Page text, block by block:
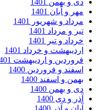
و بهمن 1401
و آبان 1401
و شهریور 1401
و مرداد 1401
و تیر 1401
و خرداد 1401
و اردیبهشت 1401
و فروردین 1400
و اسفند 1400
و بهمن 1400
و دی 1400
و آذر 1400